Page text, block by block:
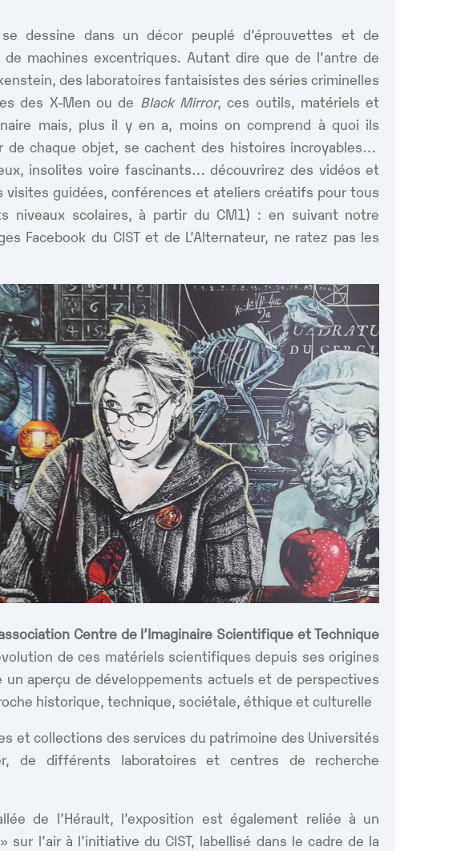
dessine dans un décor peuplé d’éprouvettes et de
machines excentriques. Autant dire que de l’antre de
des laboratoires fantaisistes des séries criminelles
des X-Men ou de Black Mirror, ces outils, matériels et
mais, plus il y en a, moins on comprend à quoi ils
de chaque objet, se cachent des histoires incroyables…
insolites voire fascinants… découvrirez des vidéos et
guidées, conférences et ateliers créatifs pour tous
niveaux scolaires, à partir du CM1) : en suivant notre
Facebook du CIST et de L’Alternateur, ne ratez pas les
Centre de l’Imaginaire Scientifique et Technique
de ces matériels scientifiques depuis ses origines
un aperçu de développements actuels et de perspectives
historique, technique, sociétale, éthique et culturelle
et collections des services du patrimoine des Universités
de différents laboratoires et centres de recherche
de l’Hérault, l’exposition est également reliée à un
l’air à l’initiative du CIST, labellisé dans le cadre de la